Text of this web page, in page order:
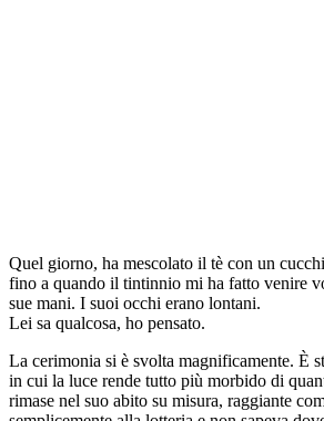
Quel giorno, ha mescolato il tè con un
fino a quando il tintinnio mi ha fatto venire
sue mani. I suoi occhi erano lontani.
Lei sa qualcosa, ho pensato.
La cerimonia si è svolta magnificamente. È
in cui la luce rende tutto più morbido di
rimase nel suo abito su misura, raggiante